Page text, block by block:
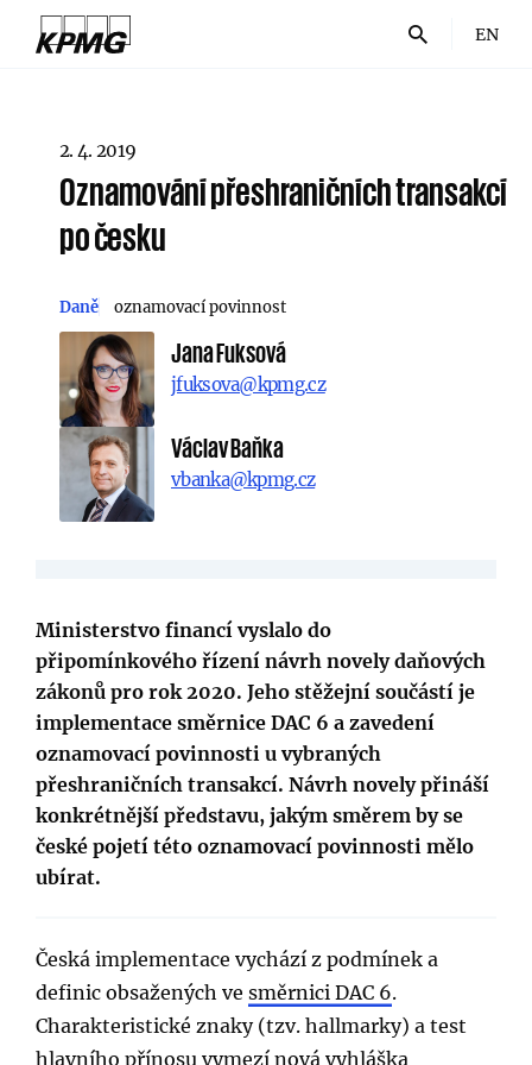
EN
2. 4. 2019
Oznamování přeshraničních transakcí
po česku
Daně oznamovací povinnost
Jana Fuksová
jfuksova@kpmg.cz
Václav Baňka
vbanka@kpmg.cz
Ministerstvo financí vyslalo do
připomínkového řízení návrh novely daňových
zákonů pro rok 2020. Jeho stěžejní součástí je
implementace směrnice DAC 6 a zavedení
oznamovací povinnosti u vybraných
přeshraničních transakcí. Návrh novely přináší
konkrétnější představu, jakým směrem by se
české pojetí této oznamovací povinnosti mělo
ubírat.
Česká implementace vychází z podmínek a
definic obsažených ve směrnici DAC 6.
Charakteristické znaky (tzv. hallmarky) a test
hlavního přínosu vymezí nová vyhláška